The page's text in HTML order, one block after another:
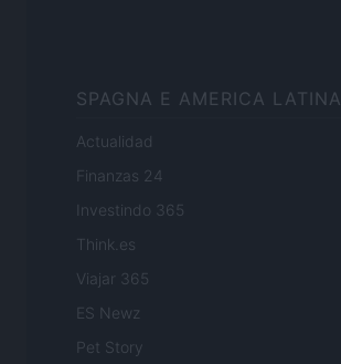
SPAGNA E AMERICA LATINA
Actualidad
Finanzas 24
Investindo 365
Think.es
Viajar 365
ES Newz
Pet Story